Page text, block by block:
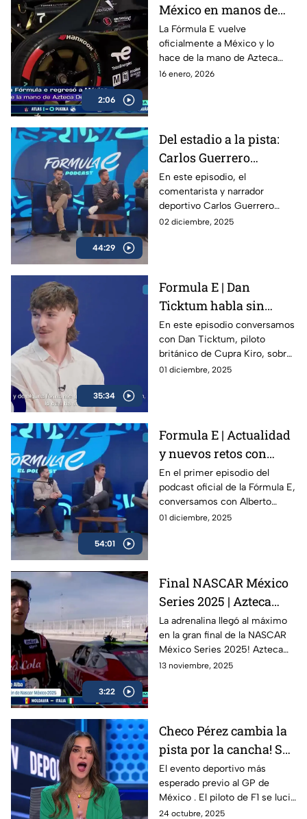
2:06
México en manos de
Azteca Deportes |
Fórmula E
La Fórmula E vuelve
oficialmente a México y lo
hace de la mano de Azteca
Deportes, devolviendo al país
16 enero, 2026
44:29
Del estadio a la pista:
Carlos Guerrero
'Warrior' y la nueva era
de Fórmula E | Podcast
de Fórmula E
En este episodio, el
comentarista y narrador
deportivo Carlos Guerrero
‘Warrior’ cambia el estadio por
02 diciembre, 2025
35:34
Formula E | Dan
Ticktum habla sin
filtros sobre la Formula
E y su futuro
En este episodio conversamos
con Dan Ticktum, piloto
británico de Cupra Kiro, sobre
su visión de la Fórmula E, los
01 diciembre, 2025
54:01
Formula E | Actualidad
y nuevos retos con
Alberto Longo
En el primer episodio del
podcast oficial de la Fórmula E,
conversamos con Alberto
Longo, cofundador y Chief
viene para el futuro del
automovilismo eléctrico.
01 diciembre, 2025
3:22
Final NASCAR México
Series 2025 | Azteca
Deportes en la pista con
los campeones
La adrenalina llegó al máximo
en la gran final de la NASCAR
México Series 2025! Azteca
Deportes estuvo presente en
automovilismo nacional.
13 noviembre, 2025
Checo Pérez cambia la
pista por la cancha! Se
celebró la 10ª edición
de “De la Pista a la
Cancha”
El evento deportivo más
esperado previo al GP de
México . El piloto de F1 se lució
con Hack trick.
24 octubre, 2025